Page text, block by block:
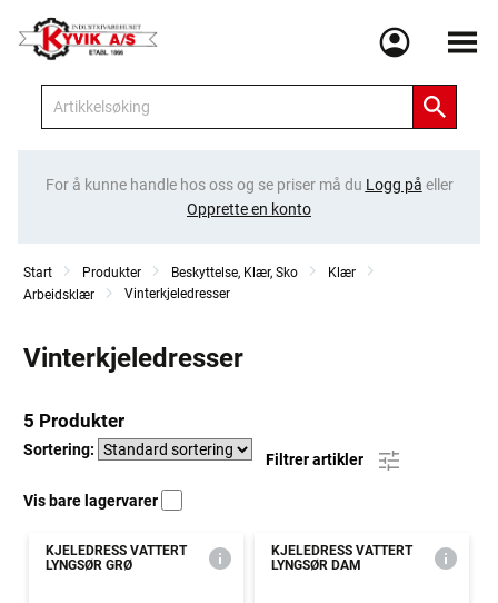
Meny
For å kunne handle hos oss og se priser må du Logg på eller
Opprette en konto
Start Produkter Beskyttelse, Klær, Sko
Klær
Arbeidsklær
Vinterkjeledresser
Vinterkjeledresser
5 Produkter
Sortering:
Filtrer artikler
Vis bare lagervarer
KJELEDRESS VATTERT
LYNGSØR GRØ
KJELEDRESS VATTERT
LYNGSØR DAM